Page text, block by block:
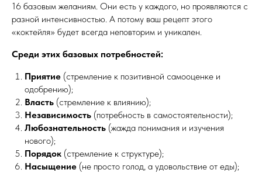
16 базовым желаниям. Они есть у каждого, но проявляются с
разной интенсивностью. А потому ваш рецепт этого
«коктейля» будет всегда неповторим и уникален.
Среди этих базовых потребностей:
Приятие (стремление к позитивной самооценке и
одобрению);
Власть (стремление к влиянию);
Независимость (потребность в самостоятельности);
Любознательность (жажда понимания и изучения
нового);
Порядок (стремление к структуре);
Насыщение (не просто голод, а удовольствие от еды);